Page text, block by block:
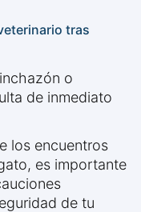
tras
o
de inmediato
los encuentros
es importante
de tu